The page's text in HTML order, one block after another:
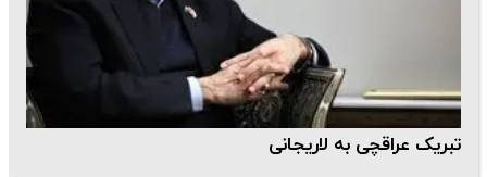
تبریک عراقچی به لاریجانی